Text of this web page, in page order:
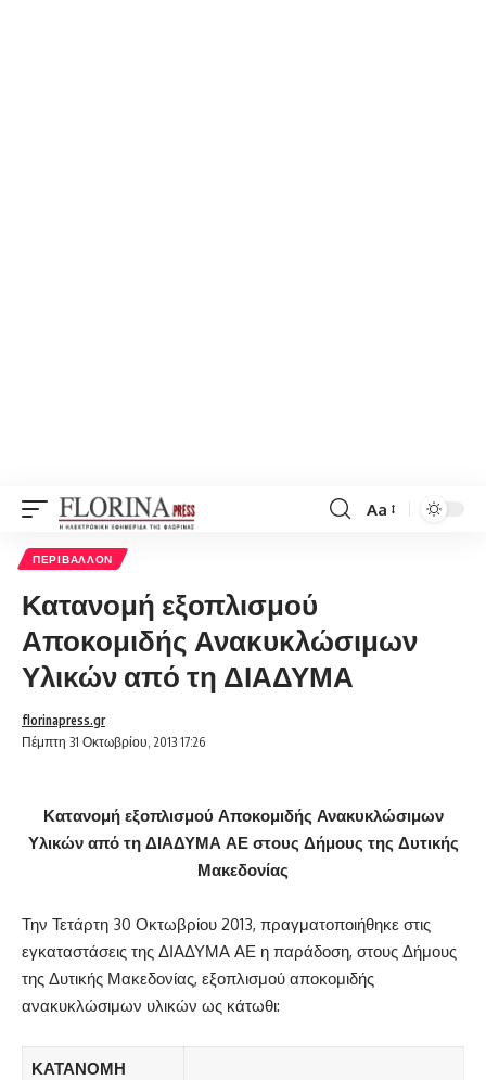
Font
Aa
ΠΕΡΙΒΆΛΛΟΝ
Κατανομή εξοπλισμού
Αποκομιδής Ανακυκλώσιμων
Υλικών από τη ΔΙΑΔΥΜΑ
Πέμπτη 31 Οκτωβρίου, 2013 17:26
florinapress.gr
Κατανομή εξοπλισμού Αποκομιδής Ανακυκλώσιμων
Υλικών από τη ΔΙΑΔΥΜΑ ΑΕ στους Δήμους της Δυτικής
Μακεδονίας
Την Τετάρτη 30 Οκτωβρίου 2013, πραγματοποιήθηκε στις
εγκαταστάσεις της ΔΙΑΔΥΜΑ ΑΕ η παράδοση, στους Δήμους
της Δυτικής Μακεδονίας, εξοπλισμού αποκομιδής
ανακυκλώσιμων υλικών ως κάτωθι:
ΚΑΤΑΝΟΜΗ